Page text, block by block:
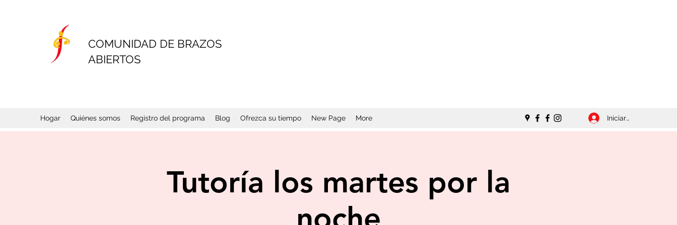
COMUNIDAD DE BRAZOS
ABIERTOS
Hogar Quiénes somos Registro del programa Blog Ofrezca su tiempo New Page More Iniciar sesión
Tutoría los martes por la